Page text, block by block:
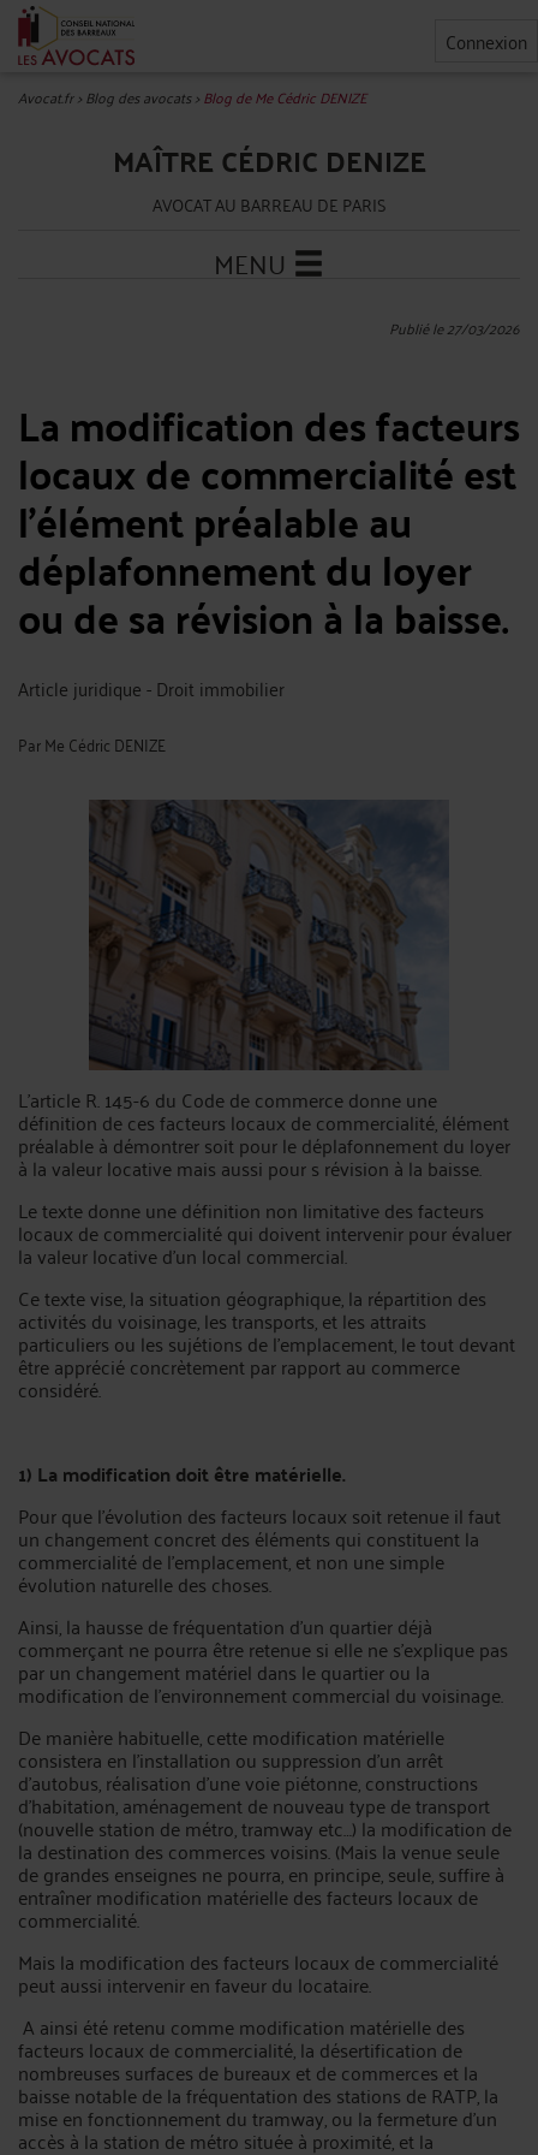
Connexion
Avocat.fr>Blog des avocats>Blog de Me Cédric DENIZE
MAÎTRE CÉDRIC DENIZE
AVOCAT AU BARREAU DE PARIS
MENU
Publié le 27/03/2026
La modification des facteurs
locaux de commercialité est
l’élément préalable au
déplafonnement du loyer
ou de sa révision à la baisse.
Article juridique - Droit immobilier
ParMe Cédric DENIZE
L'article R. 145-6 du Code de commerce donne une
définition de ces facteurs locaux de commercialité, élément
préalable à démontrer soit pour le déplafonnement du loyer
à la valeur locative mais aussi pour s révision à la baisse.
Le texte donne une définition non limitative des facteurs
locaux de commercialité qui doivent intervenir pour évaluer
la valeur locative d'un local commercial.
Ce texte vise, la situation géographique, la répartition des
activités du voisinage, les transports, et les attraits
particuliers ou les sujétions de l'emplacement, le tout devant
être apprécié concrètement par rapport au commerce
considéré.
1) La modification doit être matérielle.
Pour que l'évolution des facteurs locaux soit retenue il faut
un changement concret des éléments qui constituent la
commercialité de l'emplacement, et non une simple
évolution naturelle des choses.
Ainsi, la hausse de fréquentation d'un quartier déjà
commerçant ne pourra être retenue si elle ne s'explique pas
par un changement matériel dans le quartier ou la
modification de l'environnement commercial du voisinage.
De manière habituelle, cette modification matérielle
consistera en l’installation ou suppression d'un arrêt
d'autobus, réalisation d'une voie piétonne, constructions
d'habitation, aménagement de nouveau type de transport
(nouvelle station de métro, tramway etc…) la modification de
la destination des commerces voisins. (Mais la venue seule
de grandes enseignes ne pourra, en principe, seule, suffire à
entraîner modification matérielle des facteurs locaux de
commercialité.
Mais la modification des facteurs locaux de commercialité
peut aussi intervenir en faveur du locataire.
A ainsi été retenu comme modification matérielle des
facteurs locaux de commercialité, la désertification de
nombreuses surfaces de bureaux et de commerces et la
baisse notable de la fréquentation des stations de RATP, la
mise en fonctionnement du tramway, ou la fermeture d'un
accès à la station de métro située à proximité, et la